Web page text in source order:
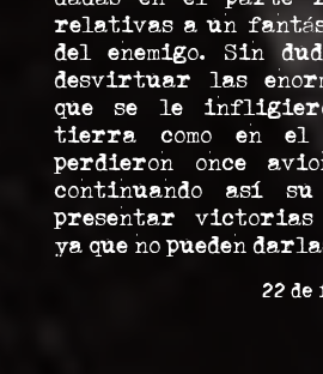
relativas a un
del enemigo. Sin
desvirtuar las
que se le
tierra como en el
perdieron once
continuando así su
presentar victorias
ya que no pueden
22 de